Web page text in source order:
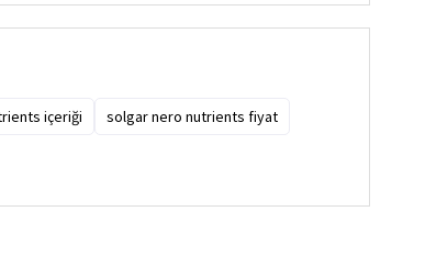
içeriği
solgar nero nutrients fiyat